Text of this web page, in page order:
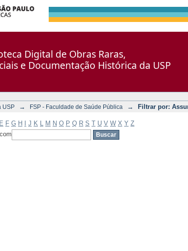
Digital de Obras Raras,
e Documentação Histórica da USP
USP → FSP - Faculdade de Saúde Pública → Filtrar por:
E F G H J K M N O P Q R S T U V W X Y Z